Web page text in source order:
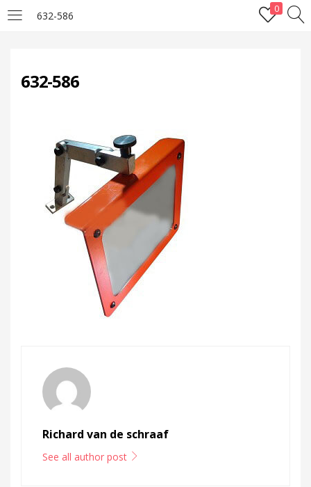
632-586
0
Enter your username and password to login.
Remember me
632-586
Richard van de schraaf
See all author post